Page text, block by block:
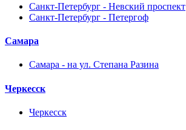
Санкт-Петербург - Невский проспект
Санкт-Петербург - Петергоф
Самара
Самара - на ул. Степана Разина
Черкесск
Черкесск